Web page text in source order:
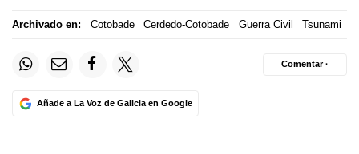
Archivado en: Cotobade Cerdedo-Cotobade Guerra Civil Tsunami
Añade a La Voz de Galicia en Google
Comentar ·